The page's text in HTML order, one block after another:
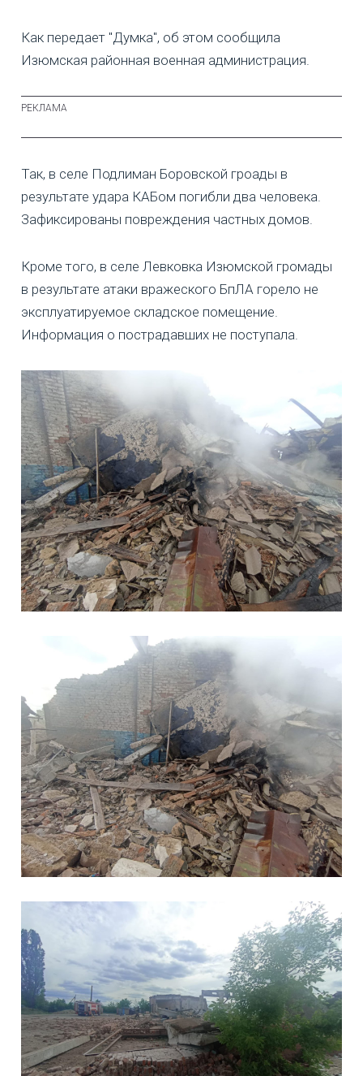
Как передает "Думка", об этом сообщила
Изюмская районная военная администрация.
Так, в селе Подлиман Боровской гроады в
результате удара КАБом погибли два человека.
Зафиксированы повреждения частных домов.
Кроме того, в селе Левковка Изюмской громады
в результате атаки вражеского БпЛА горело не
эксплуатируемое складское помещение.
Информация о пострадавших не поступала.